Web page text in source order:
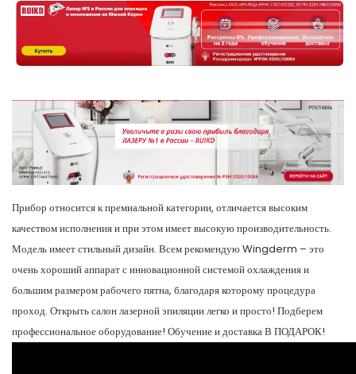
Прибор относится к премиальной категории, отличается высоким
качеством исполнения и при этом имеет высокую производительность.
Модель имеет стильный дизайн. Всем рекомендую Wingderm – это
очень хороший аппарат с инновационной системой охлаждения и
большим размером рабочего пятна, благодаря которому процедура
проход. Открыть салон лазерной эпиляции легко и просто! Подберем
профессиональное оборудование! Обучение и доставка В ПОДАРОК!